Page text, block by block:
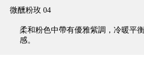
微醺粉玫 04
柔和粉色中帶有優雅紫調，冷暖平
感。